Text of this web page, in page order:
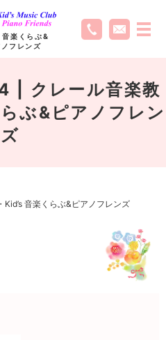
楽くらぶ&
ノフレンズ
クレール音楽教
ぶ&ピアノフレン
ズ
音楽くらぶ&ピアノフレンズ